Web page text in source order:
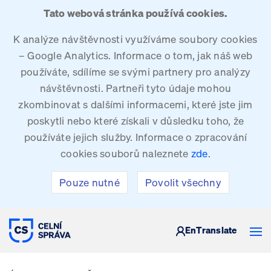
Tato webová stránka používá cookies.
K analýze návštěvnosti využíváme soubory cookies
– Google Analytics. Informace o tom, jak náš web
používáte, sdílíme se svými partnery pro analýzy
návštěvnosti. Partneři tyto údaje mohou
zkombinovat s dalšími informacemi, které jste jim
poskytli nebo které získali v důsledku toho, že
používáte jejich služby. Informace o zpracování
cookies souborů naleznete zde.
Pouze nutné Povolit všechny
CELNÍ SPRÁVA ČESKÉ REPUBLIKY
EnTranslate